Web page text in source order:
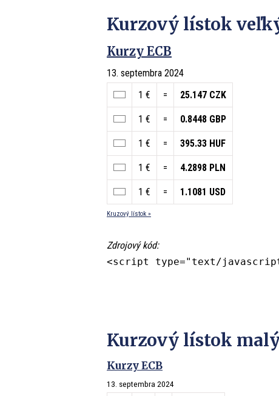
Kurzový lístok
Kurzy ECB
13. septembra 2024
1 €
= 25.147 CZK
1 € = 0.8448 GBP
1 € = 395.33 HUF
1 € = 4.2898 PLN
1 € = 1.1081 USD
Kruzový lístok »
Zdrojový kód:
<script type="text/
Kurzový lístok
Kurzy ECB
13. septembra 2024